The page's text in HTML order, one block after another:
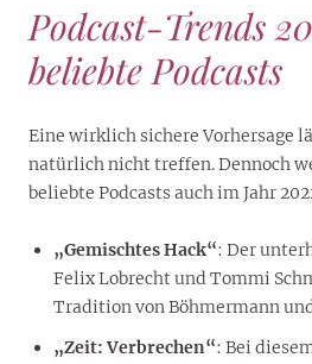
Podcast-Trends
beliebte Podcasts
Eine wirklich sichere Vorhersage
natürlich nicht treffen. Dennoch
beliebte Podcasts auch im Jahr
„Gemischtes Hack“: Der
Felix Lobrecht und Tommi
Tradition von Böhmermann
„Zeit: Verbrechen“: Bei